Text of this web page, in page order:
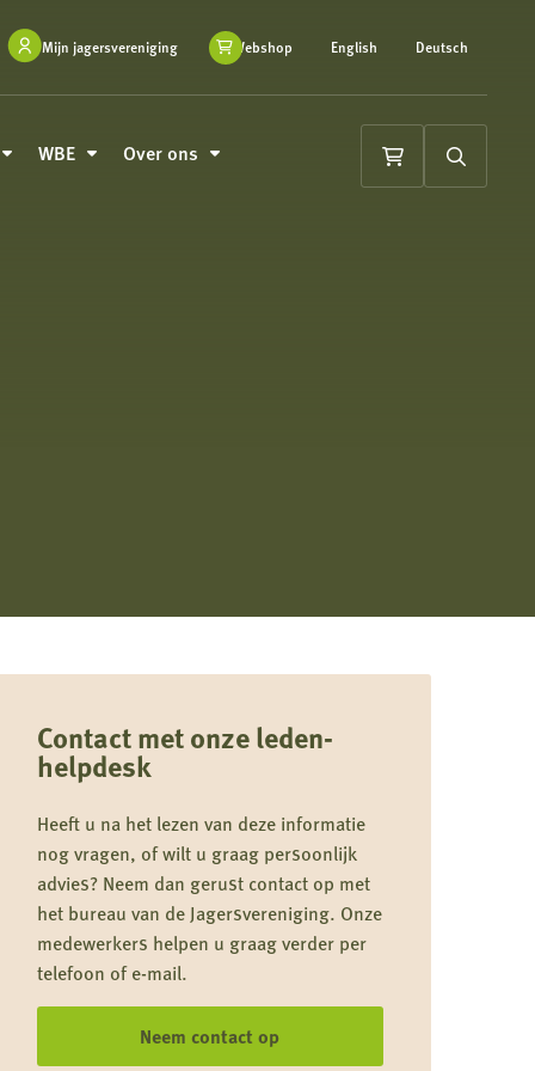
Mijn jagersvereniging Webshop English Deutsch
WBE Over ons
Winkelwagen
Zoeken
Contact met onze leden-
helpdesk
Heeft u na het lezen van deze informatie
nog vragen, of wilt u graag persoonlijk
advies? Neem dan gerust contact op met
het bureau van de Jagersvereniging. Onze
medewerkers helpen u graag verder per
telefoon of e-mail.
Neem contact op